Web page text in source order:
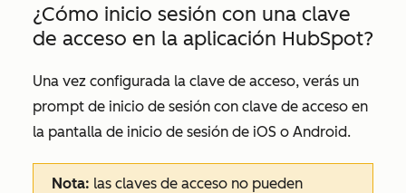
¿Cómo inicio sesión con una clave
de acceso en la aplicación HubSpot?
Una vez configurada la clave de acceso, verás un
prompt de inicio de sesión con clave de acceso en
la pantalla de inicio de sesión de iOS o Android.
Nota: las claves de acceso no pueden